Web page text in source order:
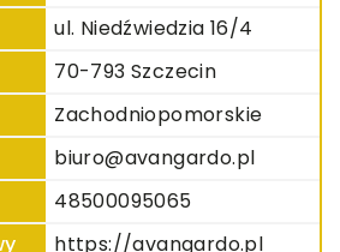
ul. Niedźwiedzia 16/4
70-793 Szczecin
Zachodniopomorskie
biuro@avangardo.pl
48500095065
https://avangardo.pl